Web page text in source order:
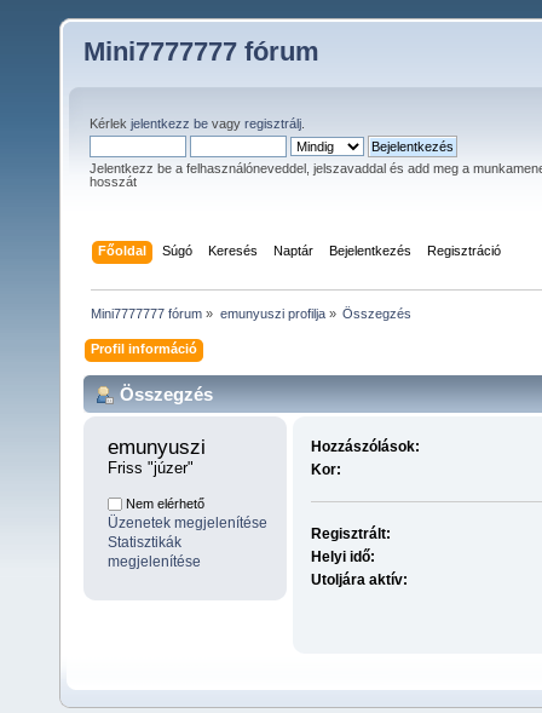
Mini7777777 fórum
Kérlek jelentkezz be vagy regisztrálj
Jelentkezz be a felhasználóneveddel, jelszavaddal és add meg a
hosszát
Főoldal Súgó Keresés Naptár Bejelentkezés Regisztráció
Mini7777777 fórum » emunyuszi profilja» Összegzés
Profil információ
Összegzés
emunyuszi
Friss "júzer"
Nem elérhető
Üzenetek megjelenítése
Statisztikák
megjelenítése
Hozzászólások:
Kor:
Regisztrált:
Helyi idő:
Utoljára aktív: